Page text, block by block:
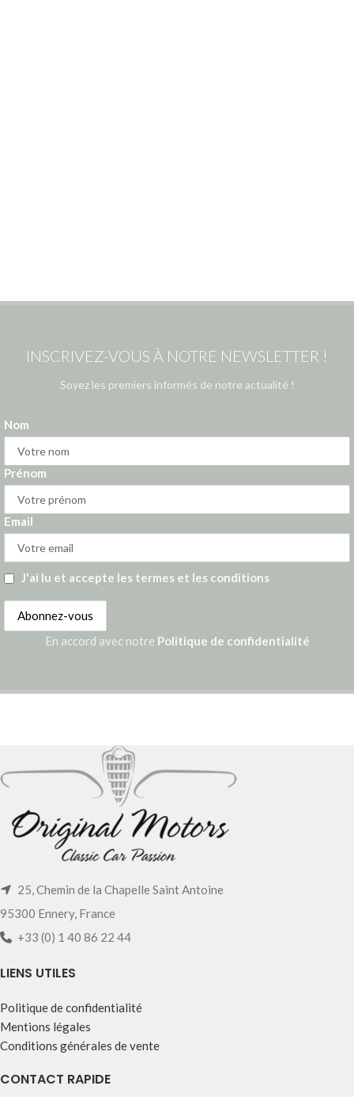
INSCRIVEZ-VOUS À NOTRE NEWSLETTER !
Soyez les premiers informés de notre actualité !
Nom
Prénom
Email
J'ai lu et accepte les termes et les conditions
En accord avec notre Politique de confidentialité
25, Chemin de la Chapelle Saint Antoine
95300 Ennery, France
+33 (0) 1 40 86 22 44
LIENS UTILES
Politique de confidentialité
Mentions légales
Conditions générales de vente
CONTACT RAPIDE